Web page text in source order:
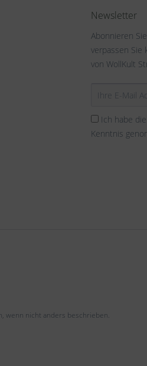
Newsletter
Abonnieren
verpassen Sie
von WollKult
Ich habe die
Kenntnis
wenn nicht anders beschrieben.